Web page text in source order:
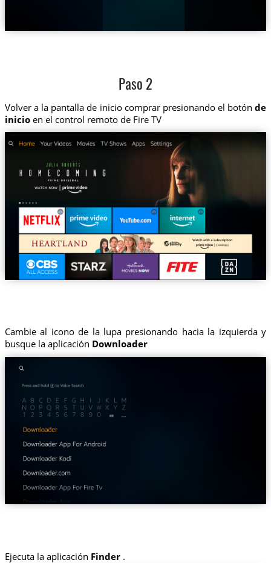
Paso 2
Volver a la pantalla de inicio comprar presionando el botónde
inicioen el control remoto de Fire TV
Cambie al icono de la lupa presionando hacia la izquierda y
busque la aplicación Downloader
Ejecuta la aplicación Finder.